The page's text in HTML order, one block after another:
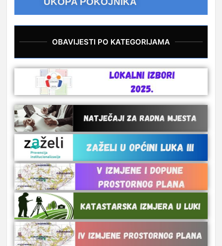
OBAVIJESTI PO KATEGORIJAMA